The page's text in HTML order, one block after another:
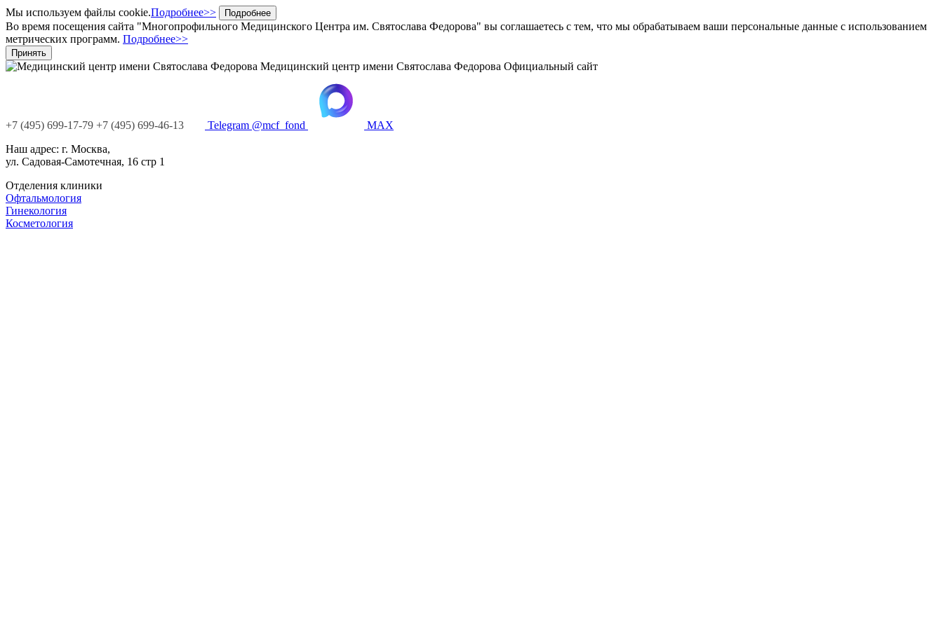
Мы используем файлы cookie.Подробнее>> Подробнее
Во время посещения сайта "Многопрофильного Медицинского Центра им. Святослава Федорова" вы соглашаетесь с тем, что мы обрабатываем ваши персональные данные с использованием
метрических программ. Подробнее>>
Принять
Медицинский центр имени Святослава Федорова Официальный сайт
+7 (495) 699-17-79 +7 (495) 699-46-13 Telegram @mcf_fond
MAX
Наш адрес: г. Москва,
ул. Садовая-Самотечная, 16 стр 1
Отделения клиники
Офтальмология
Гинекология
Косметология